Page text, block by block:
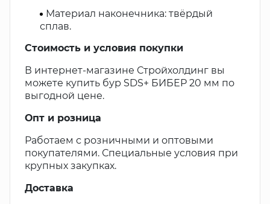
Материал наконечника: твёрдый
сплав.
Стоимость и условия покупки
В интернет-магазине Стройхолдинг вы
можете купить бур SDS+ БИБЕР 20 мм по
выгодной цене.
Опт и розница
Работаем с розничными и оптовыми
покупателями. Специальные условия при
крупных закупках.
Доставка